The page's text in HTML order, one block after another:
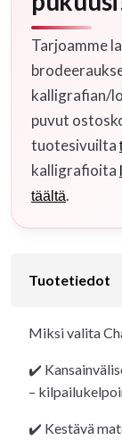
Tarjoamme
kalligrafian/
puvut
tuotesivuilta
kalligrafioita
täältä.
Tuotetiedot
Miksi valita
✔️
–
✔️ Kestävä